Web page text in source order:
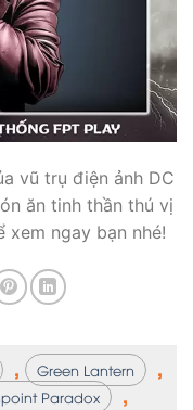
vũ trụ điện ảnh DC
ăn tinh thần thú vị
xem ngay bạn nhé!
, Green Lantern ,
Paradox ,